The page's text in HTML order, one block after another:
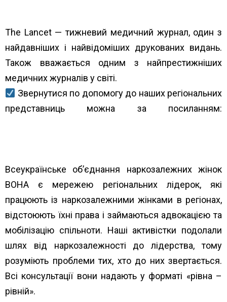
The Lancet — тижневий медичний журнал, один з
найдавніших і найвідоміших друкованих видань.
Також вважається одним з найпрестижніших
медичних журналів у світі.
Звернутися по допомогу до наших регіональних
представниць можна за посиланням:
Всеукраїнське об’єднання наркозалежних жінок
ВОНА є мережею регіональних лідерок, які
працюють із наркозалежними жінками в регіонах,
відстоюють їхні права і займаються адвокацією та
мобілізацію спільноти. Наші активістки подолали
шлях від наркозалежності до лідерства, тому
розуміють проблеми тих, хто до них звертається.
Всі консультації вони надають у форматі «рівна –
рівній».